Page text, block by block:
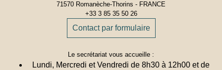
71570 Romanèche-Thorins - FRANCE
+33 3 85 35 50 26
Contact par formulaire
Le secrétariat vous accueille :
Lundi, Mercredi et Vendredi de 8h30 à 12h00 et de